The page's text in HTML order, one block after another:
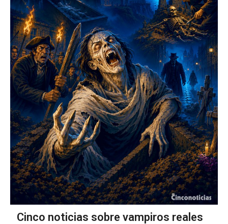
Cinco noticias sobre vampiros reales